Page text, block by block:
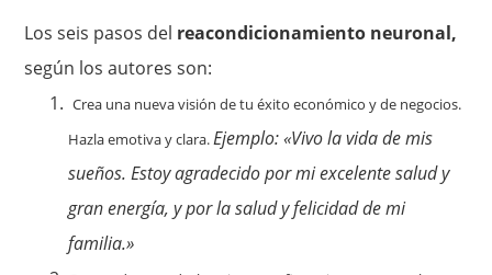
Los seis pasos del reacondicionamiento neuronal,
según los autores son:
Crea una nueva visión de tu éxito económico y de negocios.
Hazla emotiva y clara.Ejemplo: «Vivo la vida de mis
sueños. Estoy agradecido por mi excelente salud y
gran energía, y por la salud y felicidad de mi
familia.»